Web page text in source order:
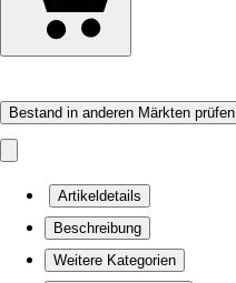
Bestand in anderen Märkten prüfen
Artikeldetails
Beschreibung
Weitere Kategorien